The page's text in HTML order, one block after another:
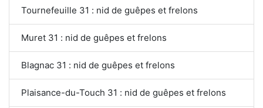
Tournefeuille 31 : nid de guêpes et frelons
Muret 31 : nid de guêpes et frelons
Blagnac 31 : nid de guêpes et frelons
Plaisance-du-Touch 31 : nid de guêpes et frelons